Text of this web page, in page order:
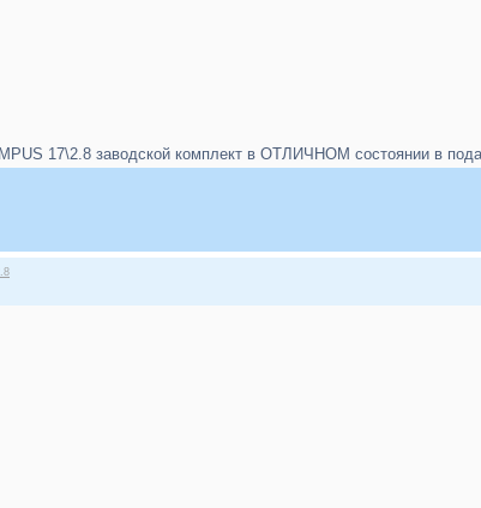
17\2.8 заводской комплект в ОТЛИЧНОМ состоянии в